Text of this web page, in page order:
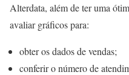
Alterdata, além de ter uma
avaliar gráficos para:
obter os dados de vendas;
conferir o número de